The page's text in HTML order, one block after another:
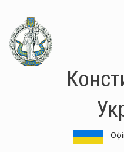
основного
матеріалу